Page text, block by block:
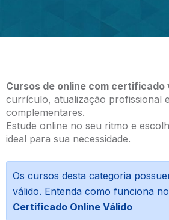
Cursos de online com certificado
currículo, atualização profissional
complementares.
Estude online no seu ritmo e
ideal para sua necessidade.
Os cursos desta categoria
válido. Entenda como funciona
Certificado Online Válido